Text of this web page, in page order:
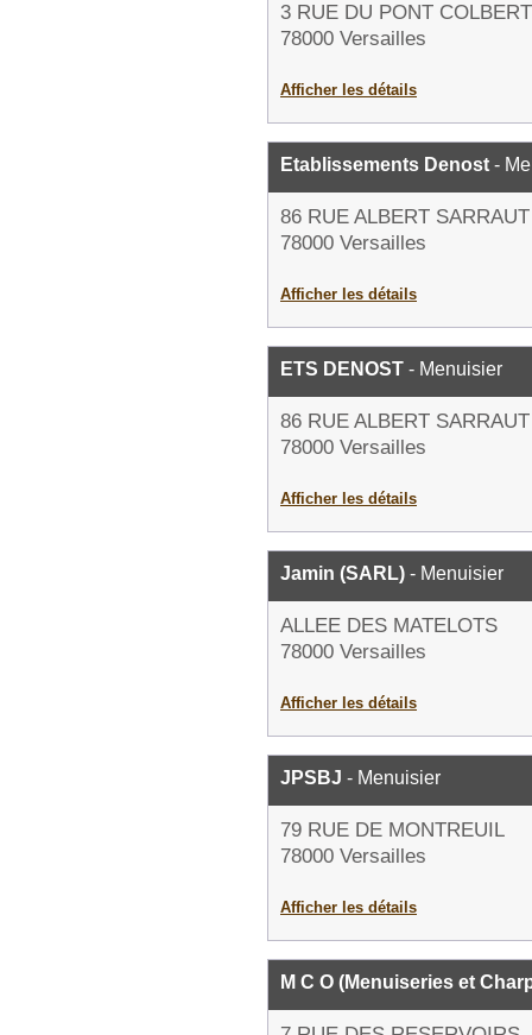
3 RUE DU PONT COLBERT
78000 Versailles
Afficher les détails
Etablissements Denost -
86 RUE ALBERT SARRAUT
78000 Versailles
Afficher les détails
ETS DENOST - Menuisier
86 RUE ALBERT SARRAUT
78000 Versailles
Afficher les détails
Jamin (SARL) - Menuisier
ALLEE DES MATELOTS
78000 Versailles
Afficher les détails
JPSBJ - Menuisier
79 RUE DE MONTREUIL
78000 Versailles
Afficher les détails
M C O (Menuiseries et